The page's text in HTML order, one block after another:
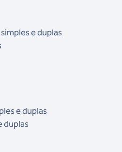
e duplas
e duplas
duplas